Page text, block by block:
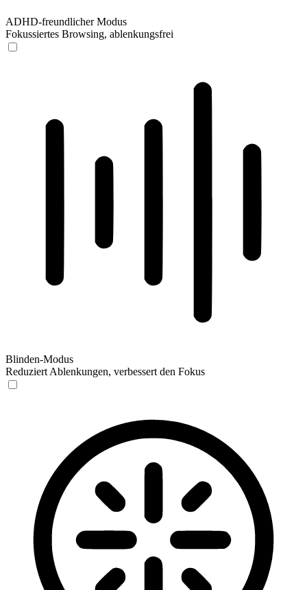
ADHD-freundlicher Modus
Fokussiertes Browsing, ablenkungsfrei
Blinden-Modus
Reduziert Ablenkungen, verbessert den Fokus